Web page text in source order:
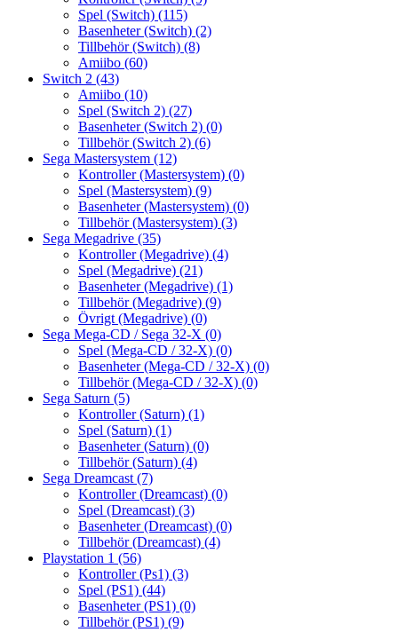
Spel (Switch) (115)
Basenheter (Switch) (2)
Tillbehör (Switch) (8)
Amiibo (60)
Switch 2 (43)
Amiibo (10)
Spel (Switch 2) (27)
Basenheter (Switch 2) (0)
Tillbehör (Switch 2) (6)
Sega Mastersystem (12)
Kontroller (Mastersystem) (0)
Spel (Mastersystem) (9)
Basenheter (Mastersystem) (0)
Tillbehör (Mastersystem) (3)
Sega Megadrive (35)
Kontroller (Megadrive) (4)
Spel (Megadrive) (21)
Basenheter (Megadrive) (1)
Tillbehör (Megadrive) (9)
Övrigt (Megadrive) (0)
Sega Mega-CD / Sega 32-X (0)
Spel (Mega-CD / 32-X) (0)
Basenheter (Mega-CD / 32-X) (0)
Tillbehör (Mega-CD / 32-X) (0)
Sega Saturn (5)
Kontroller (Saturn) (1)
Spel (Saturn) (1)
Basenheter (Saturn) (0)
Tillbehör (Saturn) (4)
Sega Dreamcast (7)
Kontroller (Dreamcast) (0)
Spel (Dreamcast) (3)
Basenheter (Dreamcast) (0)
Tillbehör (Dreamcast) (4)
Playstation 1 (56)
Kontroller (Ps1) (3)
Spel (PS1) (44)
Basenheter (PS1) (0)
Tillbehör (PS1) (9)